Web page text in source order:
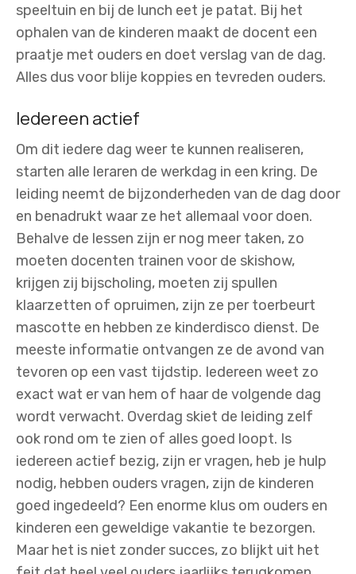
speeltuin en bij de lunch eet je patat. Bij het
ophalen van de kinderen maakt de docent een
praatje met ouders en doet verslag van de dag.
Alles dus voor blije koppies en tevreden ouders.
Iedereen actief
Om dit iedere dag weer te kunnen realiseren,
starten alle leraren de werkdag in een kring. De
leiding neemt de bijzonderheden van de dag door
en benadrukt waar ze het allemaal voor doen.
Behalve de lessen zijn er nog meer taken, zo
moeten docenten trainen voor de skishow,
krijgen zij bijscholing, moeten zij spullen
klaarzetten of opruimen, zijn ze per toerbeurt
mascotte en hebben ze kinderdisco dienst. De
meeste informatie ontvangen ze de avond van
tevoren op een vast tijdstip. Iedereen weet zo
exact wat er van hem of haar de volgende dag
wordt verwacht. Overdag skiet de leiding zelf
ook rond om te zien of alles goed loopt. Is
iedereen actief bezig, zijn er vragen, heb je hulp
nodig, hebben ouders vragen, zijn de kinderen
goed ingedeeld? Een enorme klus om ouders en
kinderen een geweldige vakantie te bezorgen.
Maar het is niet zonder succes, zo blijkt uit het